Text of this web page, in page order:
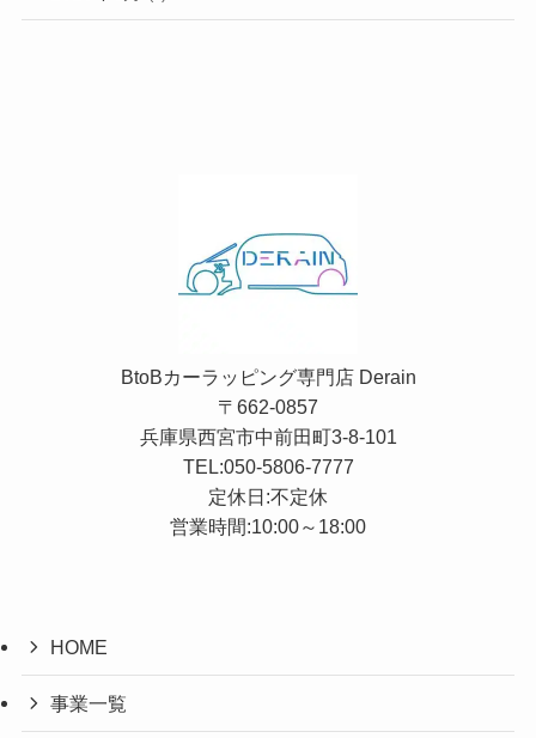
BtoBカーラッピング専門店 Derain
〒662-0857
兵庫県西宮市中前田町3-8-101
TEL:050-5806-7777
定休日:不定休
営業時間:10:00～18:00
HOME
事業一覧